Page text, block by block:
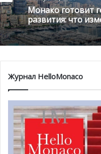
2 августа , 2026
Монако готовит
развития: что
1 августа , 2026
Журнал HelloMonaco